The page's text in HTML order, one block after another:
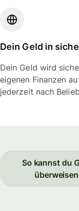
Dein Geld in
Dein Geld wird
eigenen Finanzen
jederzeit nach
So kannst du
überweisen